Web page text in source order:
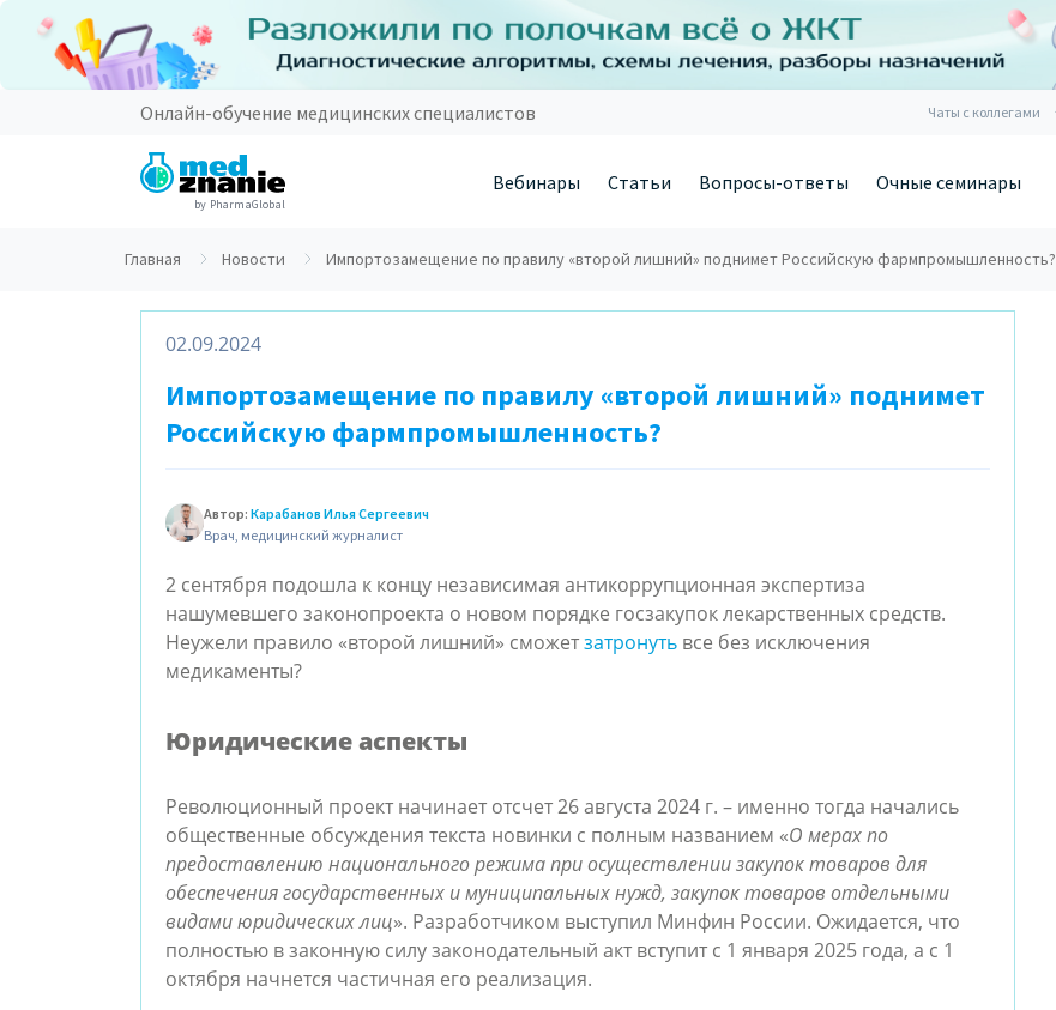
Онлайн-обучение медицинских специалистов Чаты с коллегами
by PharmaGlobal
Вебинары Статьи Вопросы-ответы Очные семинары
Главная Новости Импортозамещение по правилу «второй лишний» поднимет Российскую фармпромышленность?
02.09.2024
Импортозамещение по правилу «второй лишний» поднимет
Российскую фармпромышленность?
Автор: Карабанов Илья Сергеевич
Врач, медицинский журналист
2 сентября подошла к концу независимая антикоррупционная экспертиза
нашумевшего законопроекта о новом порядке госзакупок лекарственных средств.
Неужели правило «второй лишний» сможетзатронуть все без исключения
медикаменты?
Юридические аспекты
Революционный проект начинает отсчет 26 августа 2024 г. – именно тогда начались
общественные обсуждения текста новинки с полным названием «О мерах по
предоставлению национального режима при осуществлении закупок товаров для
обеспечения государственных и муниципальных нужд, закупок товаров отдельными
видами юридических лиц». Разработчиком выступил Минфин России. Ожидается, что
полностью в законную силу законодательный акт вступит с 1 января 2025 года, а с 1
октября начнется частичная его реализация.